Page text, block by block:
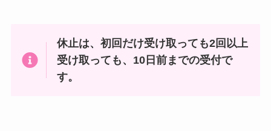
休止は、初回だけ受け取っても2回以上
受け取っても、10日前までの受付で
す。